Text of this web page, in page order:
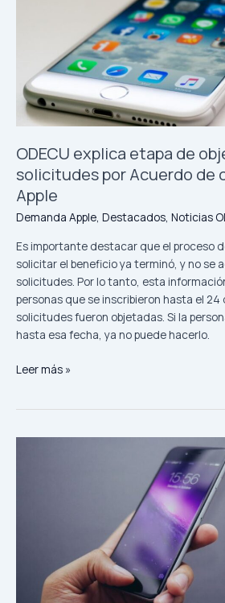
ODECU explica etapa de
solicitudes por Acuerdo de
Apple
Demanda Apple, Destacados, Noticias
Es importante destacar que el proceso
solicitar el beneficio ya terminó, y no se
solicitudes. Por lo tanto, esta
personas que se inscribieron hasta el 24
solicitudes fueron objetadas. Si la
hasta esa fecha, ya no puede hacerlo.
solicitudes
por
Acuerdo
de
conciliación
Apple
Leer más »
solicitud